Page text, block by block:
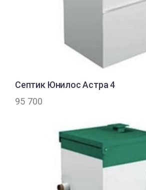
Септик Юнилос Астра 4
95 700